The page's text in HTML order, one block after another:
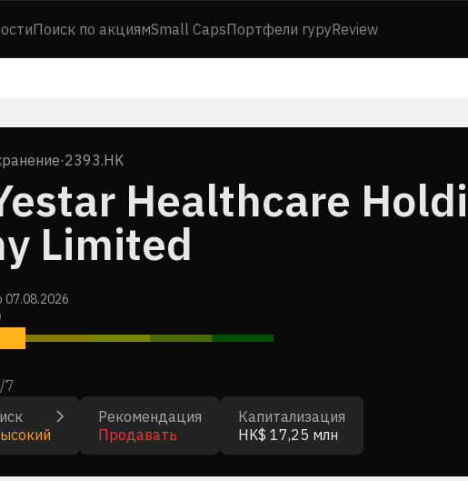
Поиск по акциямSmall CapsПортфели гуруReview
·2393.HK
Healthcare
Limited
07.08.2026
/7
Рекомендация
Продавать
Капитализация
HK$ 17,25 млн